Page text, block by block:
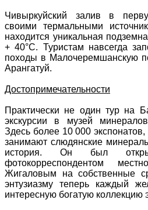
Чивыркуйский залив в
своими термальными
находится уникальная
+ 40°С. Туристам навсегда
походы в Малочеремшанскую
Арангатуй.
Достопримечательности
Практически не один тур на
экскурсии в музей
Здесь более 10 000
занимают слюдянские
история. Он был
фотокорреспондентом
Жигаловым на собственные
энтузиазму теперь каждый
интересную богатую коллекцию